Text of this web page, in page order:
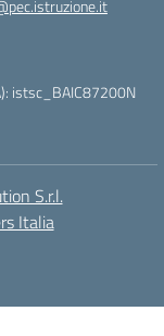
istsc_BAIC87200N
S.r.l.
Italia